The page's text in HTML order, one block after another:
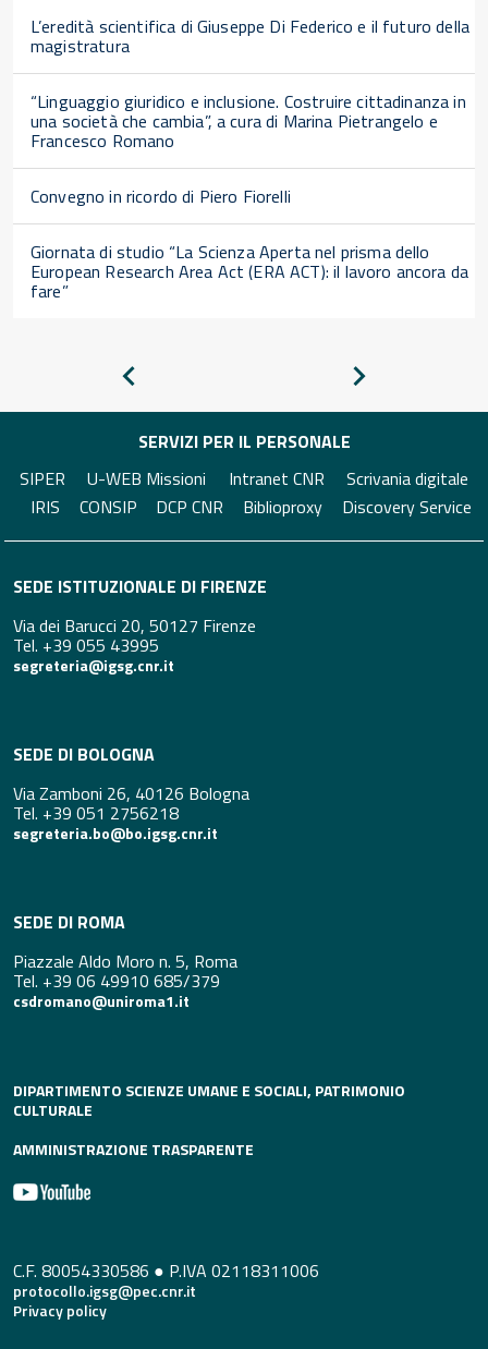
L’eredità scientifica di Giuseppe Di Federico e il futuro della
magistratura
“Linguaggio giuridico e inclusione. Costruire cittadinanza in
una società che cambia”, a cura di Marina Pietrangelo e
Francesco Romano
Convegno in ricordo di Piero Fiorelli
Giornata di studio “La Scienza Aperta nel prisma dello
European Research Area Act (ERA ACT): il lavoro ancora da
fare”
SERVIZI PER IL PERSONALE
SIPER
U-WEB Missioni Intranet CNR
Scrivania digitale
IRIS
CONSIP DCP CNR Biblioproxy Discovery Service
SEDE ISTITUZIONALE DI FIRENZE
Via dei Barucci 20, 50127 Firenze
Tel. +39 055 43995
segreteria@igsg.cnr.it
SEDE DI BOLOGNA
Via Zamboni 26, 40126 Bologna
Tel. +39 051 2756218
segreteria.bo@bo.igsg.cnr.it
SEDE DI ROMA
Piazzale Aldo Moro n. 5, Roma
Tel. +39 06 49910 685/379
csdromano@uniroma1.it
DIPARTIMENTO SCIENZE UMANE E SOCIALI, PATRIMONIO
CULTURALE
AMMINISTRAZIONE TRASPARENTE
C.F. 80054330586 ● P.IVA 02118311006
protocollo.igsg@pec.cnr.it
Privacy policy